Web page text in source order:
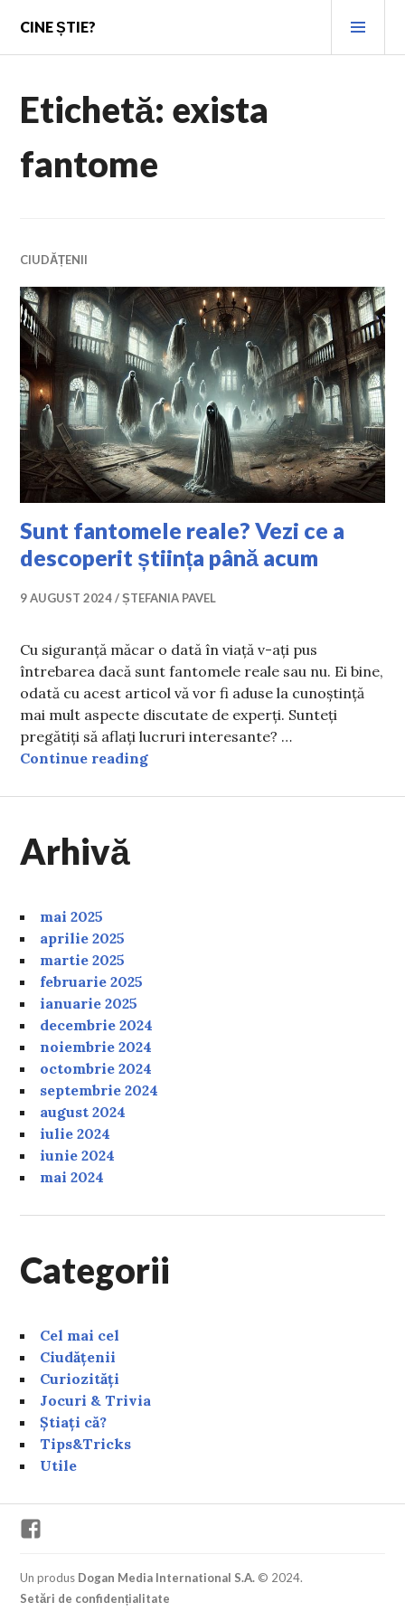
content
CINE ȘTIE?
Etichetă: exista
fantome
CIUDĂȚENII
Sunt fantomele reale? Vezi ce a
descoperit știința până acum
9 AUGUST 2024 ȘTEFANIA PAVEL
Cu siguranță măcar o dată în viață v-ați pus
întrebarea dacă sunt fantomele reale sau nu. Ei bine,
odată cu acest articol vă vor fi aduse la cunoștință
mai mult aspecte discutate de experți. Sunteți
pregătiți să aflați lucruri interesante? …
Continue readingSunt fantomele reale? Vezi ce a
Arhivă
mai 2025
aprilie 2025
martie 2025
februarie 2025
ianuarie 2025
decembrie 2024
noiembrie 2024
octombrie 2024
septembrie 2024
august 2024
iulie 2024
iunie 2024
mai 2024
Categorii
Cel mai cel
Ciudățenii
Curiozități
Jocuri & Trivia
Știați că?
Tips&Tricks
Utile
Un produs Dogan Media International S.A. © 2024.
Setări de confidențialitate